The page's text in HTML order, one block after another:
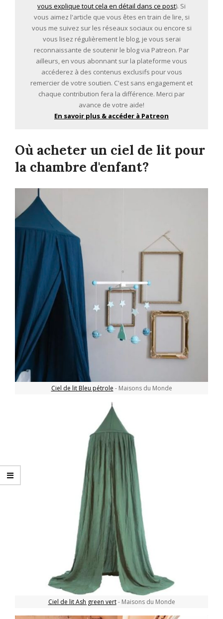
vous explique tout cela en détail dans ce post). Si
vous aimez l'article que vous êtes en train de lire, si
vous me suivez sur les réseaux sociaux ou encore si
vous lisez régulièrement le blog, je vous serai
reconnaissante de soutenir le blog via Patreon. Par
ailleurs, en vous abonnant sur la plateforme vous
accéderez à des contenus exclusifs pour vous
remercier de votre soutien. C'est sans engagement et
chaque contribution fera la différence. Merci par
avance de votre aide!
En savoir plus & accéder à Patreon
Où acheter un ciel de lit pour
la chambre d'enfant?
Ciel de lit Bleu pétrole - Maisons du Monde
Ciel de lit Ash green vert- Maisons du Monde